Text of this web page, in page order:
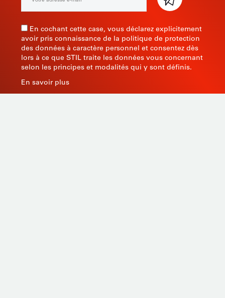
En cochant cette case, vous déclarez explicitement
avoir pris connaissance de la politique de protection
des données à caractère personnel et consentez dès
lors à ce que STIL traite les données vous concernant
selon les principes et modalités qui y sont définis.
En savoir plus